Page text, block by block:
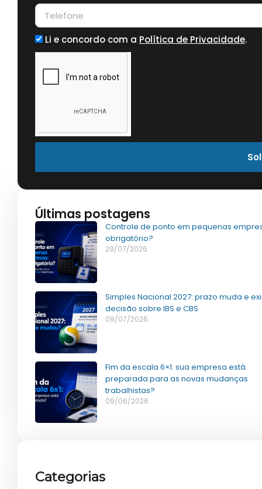
Li e concordo com a Política de Privacidade.
Últimas postagens
Controle de ponto em pequenas
obrigatório?
29/07/2026
Simples Nacional 2027: prazo muda e
decisão sobre IBS e CBS
09/07/2026
Fim da escala 6×1: sua empresa está
preparada para as novas mudanças
trabalhistas?
09/06/2026
Categorias